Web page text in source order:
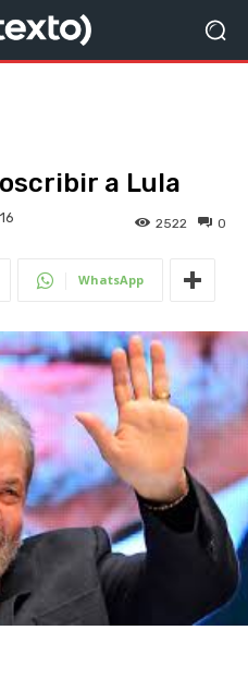
a Lula
0
2522
WhatsApp